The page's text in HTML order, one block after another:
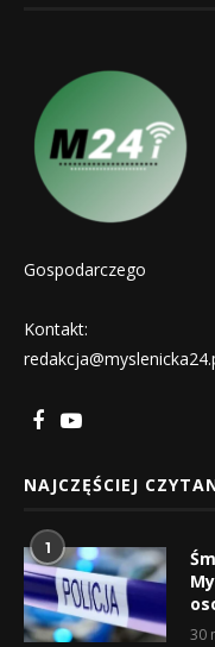
Gospodarczego
Kontakt:
NAJCZĘŚCIEJ
1
30